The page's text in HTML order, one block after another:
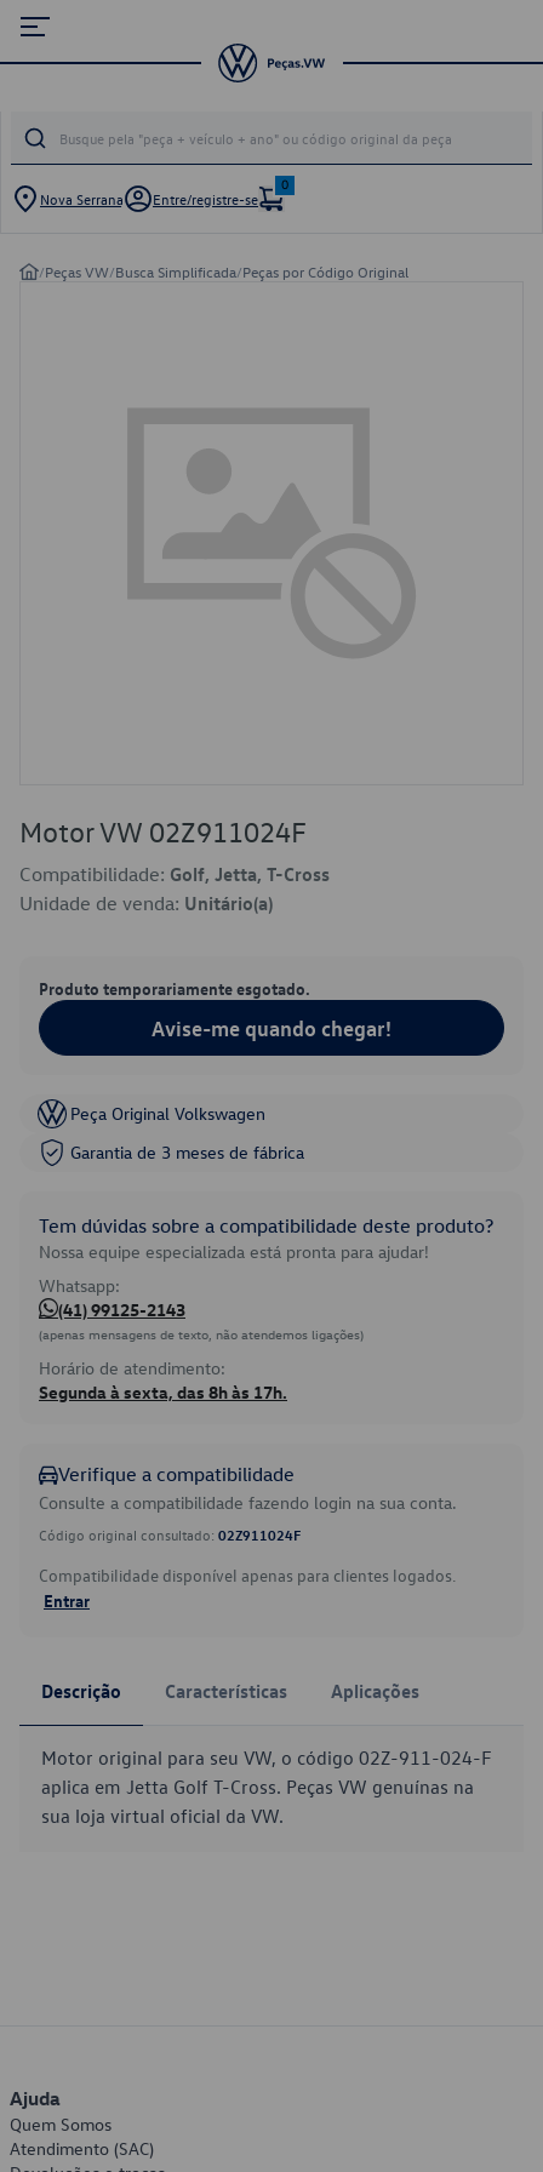
Nova Serrana Entre/registre-se
0
/Peças VW/Busca Simplificada/Peças por Código Original
Motor VW 02Z911024F
Compatibilidade: Golf, Jetta, T-Cross
Unidade de venda: Unitário(a)
Produto temporariamente esgotado.
Avise-me quando chegar!
Peça Original Volkswagen
Garantia de 3 meses de fábrica
Tem dúvidas sobre a compatibilidade deste produto?
Nossa equipe especializada está pronta para ajudar!
Whatsapp:
(41) 99125-2143
(apenas mensagens de texto, não atendemos ligações)
Horário de atendimento:
Segunda à sexta, das 8h às 17h.
Verifique a compatibilidade
Consulte a compatibilidade fazendo login na sua conta.
Código original consultado: 02Z911024F
Compatibilidade disponível apenas para clientes logados.
Entrar
Descrição Características Aplicações
Motor original para seu VW, o código 02Z-911-024-F
aplica em Jetta Golf T-Cross. Peças VW genuínas na
sua loja virtual oficial da VW.
Ajuda
Quem Somos
Atendimento (SAC)